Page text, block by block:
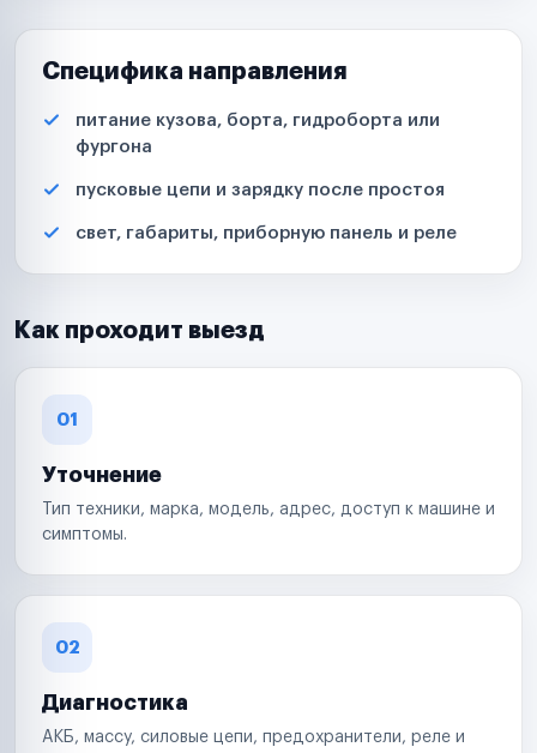
Специфика направления
питание кузова, борта, гидроборта или
фургона
пусковые цепи и зарядку после простоя
свет, габариты, приборную панель и реле
Как проходит выезд
01
Уточнение
Тип техники, марка, модель, адрес, доступ к машине и
симптомы.
02
Диагностика
АКБ, массу, силовые цепи, предохранители, реле и